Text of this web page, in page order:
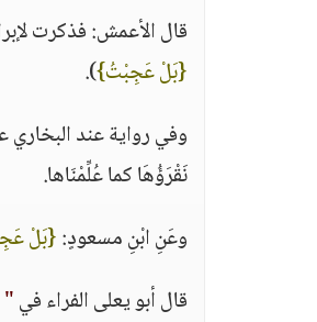
قال الأعمش: فذكرت
{بَلْ عَجِبْتُ}).
وفي رواية عند
نَقْرَؤُهَا كما عُلِّمْنَاها.
وعَنِ ابْنِ مسعودٍ:{بَلْ
قال أبو يعلى الفراء في"